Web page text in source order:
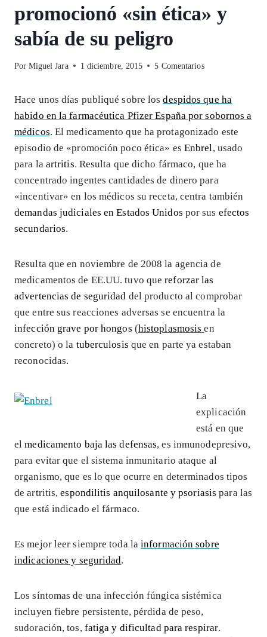
promocionó «sin ética» y
sabía de su peligro
Por Miguel Jara 1 diciembre, 2015 5 Comentarios
Hace unos días publiqué sobre losdespidos que ha
habido en la farmacéutica Pfizer España por sobornos a
médicos. El medicamento que ha protagonizado este
episodio de «promoción poco ética» es Enbrel , usado
para la artritis. Resulta que dicho fármaco, que ha
concentrado ingentes cantidades de dinero para
«incentivar» en los médicos su receta, centra también
demandas judiciales en Estados Unidos por sus efectos
secundarios.
Resulta que en noviembre de 2008 la agencia de
medicamentos de EE.UU. tuvo quereforzar las
advertencias de seguridad del producto al comprobar
que entre sus reacciones adversas se encuentra la
infección grave por hongos (histoplasmosis en
concreto) o la tuberculosis que en parte ya estaban
reconocidas.
La
explicación
está en que
elmedicamento baja las defensas, es inmunodepresivo,
para evitar que el sistema inmunitario ataque al
organismo, que es lo que ocurre en determinados tipos
de artritis,espondilitis anquilosante y psoriasis para las
que está indicado el fármaco.
Es mejor leer siempre toda lainformación sobre
indicaciones y seguridad.
Los síntomas de una infección fúngica sistémica
incluyen fiebre persistente, pérdida de peso,
sudoración, tos, fatiga y dificultad para respirar.